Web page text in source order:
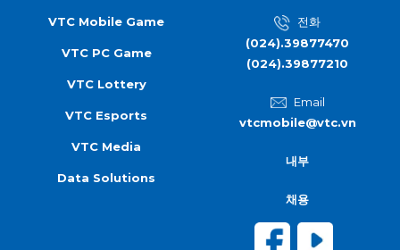
VTC Mobile Game
VTC PC Game
VTC Lottery
VTC Esports
VTC Media
Data Solutions
전화
(024).39877470
(024).39877210
Email
vtcmobile@vtc.vn
내부
채용